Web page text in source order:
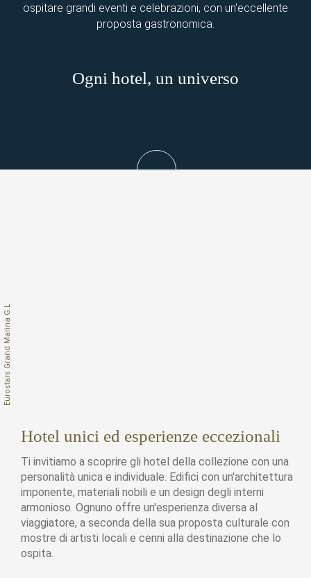
ospitare grandi eventi e celebrazioni, con un'eccellente
proposta gastronomica.
Ogni hotel, un universo
Hotel unici ed esperienze eccezionali
Ti invitiamo a scoprire gli hotel della collezione con una
personalità unica e individuale. Edifici con un'architettura
imponente, materiali nobili e un design degli interni
armonioso. Ognuno offre un'esperienza diversa al
viaggiatore, a seconda della sua proposta culturale con
mostre di artisti locali e cenni alla destinazione che lo
ospita.